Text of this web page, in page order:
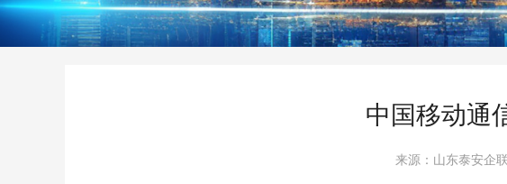
中国移动通
来源：山东泰安企联